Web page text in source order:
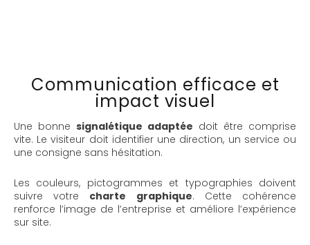
Communication efficace et
impact visuel
Une bonne signalétique adaptée doit être comprise
vite. Le visiteur doit identifier une direction, un service ou
une consigne sans hésitation.
Les couleurs, pictogrammes et typographies doivent
suivre votre charte graphique. Cette cohérence
renforce l’image de l’entreprise et améliore l’expérience
sur site.